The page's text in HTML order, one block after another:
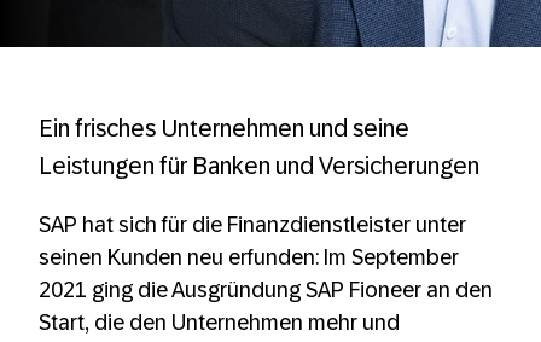
Ein frisches Unternehmen und seine
Leistungen für Banken und Versicherungen
SAP hat sich für die Finanzdienstleister unter
seinen Kunden neu erfunden: Im September
2021 ging die Ausgründung SAP Fioneer an den
Start, die den Unternehmen mehr und